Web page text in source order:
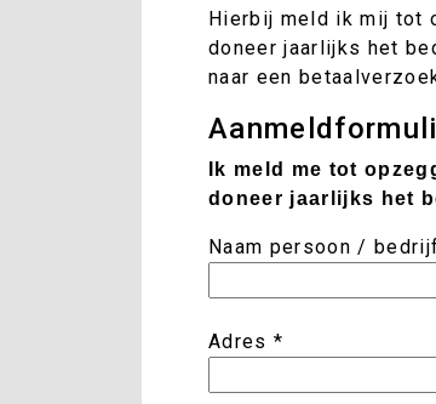
Hierbij meld ik mij tot
doneer jaarlijks het
naar een
Ik meld me tot
doneer jaarlijks het
Naam persoon /
Adres *